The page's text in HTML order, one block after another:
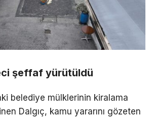
şeffaf yürütüldü
belediye mülklerinin kiralama
Dalgıç, kamu yararını gözeten